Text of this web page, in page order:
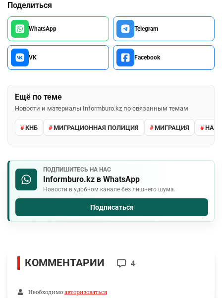
Поделиться
WhatsApp Telegram
VK Facebook
Ещё по теме
Новости и материалы Informburo.kz по связанным темам
КНБ МИГРАЦИОННАЯ ПОЛИЦИЯ МИГРАЦИЯ
ПОДПИШИТЕСЬ НА НАС
Informburo.kz в WhatsApp
Новости в удобном канале без лишнего шума.
Подписаться
КОММЕНТАРИИ 4
Необходимо авторизоваться